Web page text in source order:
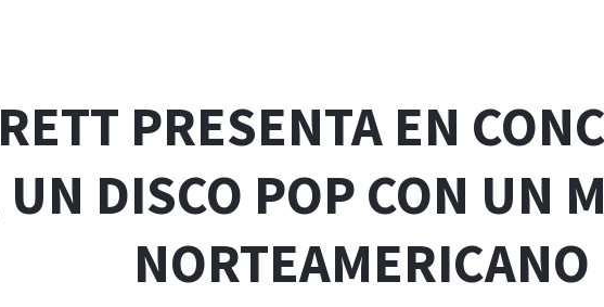
PRESENTA EN
UN DISCO POP CON UN
NORTEAMERICANO